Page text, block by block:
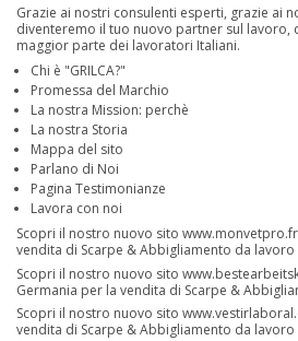
Grazie ai nostri consulenti esperti, grazie ai
diventeremo il tuo nuovo partner sul lavoro,
maggior parte dei lavoratori Italiani.
Chi è "GRILCA?"
Promessa del Marchio
La nostra Mission: perchè
La nostra Storia
Mappa del sito
Parlano di Noi
Pagina Testimonianze
Lavora con noi
Scopri il nostro nuovo sito www.monvetpro.fr
vendita di Scarpe & Abbigliamento da lavoro
Scopri il nostro nuovo sito
Germania per la vendita di Scarpe &
Scopri il nostro nuovo sito
vendita di Scarpe & Abbigliamento da lavoro